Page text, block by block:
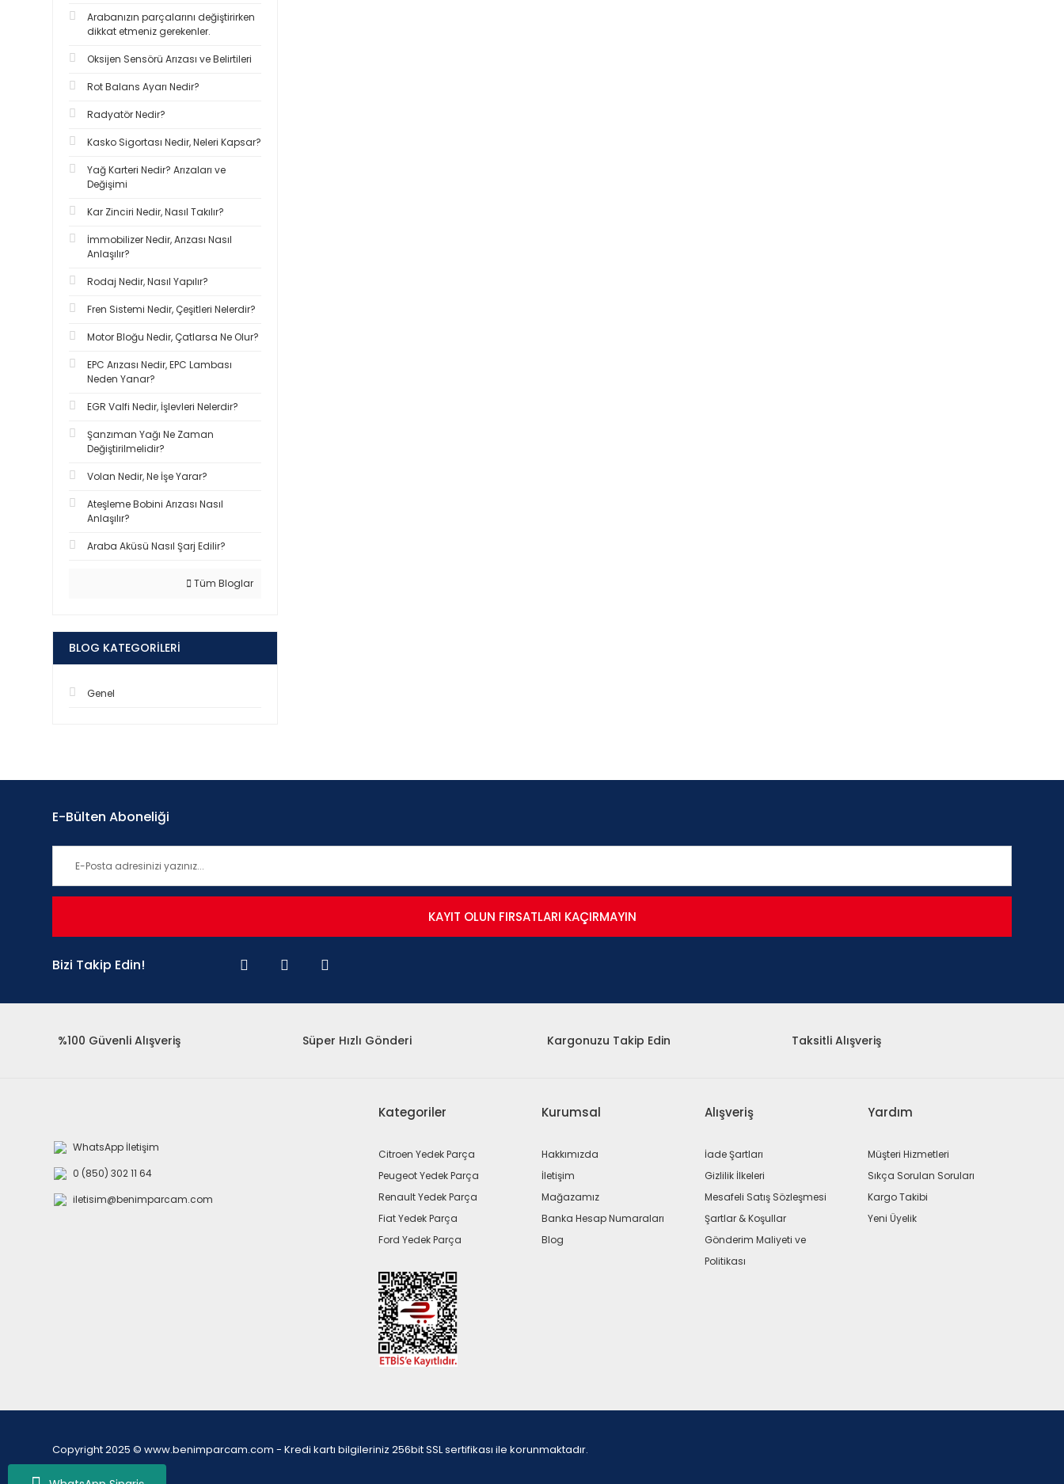
Arabanızın parçalarını değiştirirken
dikkat etmeniz gerekenler.
Oksijen Sensörü Arızası ve Belirtileri
Rot Balans Ayarı Nedir?
Radyatör Nedir?
Kasko Sigortası Nedir, Neleri Kapsar?
Yağ Karteri Nedir? Arızaları ve
Değişimi
Kar Zinciri Nedir, Nasıl Takılır?
İmmobilizer Nedir, Arızası Nasıl
Anlaşılır?
Rodaj Nedir, Nasıl Yapılır?
Fren Sistemi Nedir, Çeşitleri Nelerdir?
Motor Bloğu Nedir, Çatlarsa Ne Olur?
EPC Arızası Nedir, EPC Lambası
Neden Yanar?
EGR Valfi Nedir, İşlevleri Nelerdir?
Şanzıman Yağı Ne Zaman
Değiştirilmelidir?
Volan Nedir, Ne İşe Yarar?
Ateşleme Bobini Arızası Nasıl
Anlaşılır?
Araba Aküsü Nasıl Şarj Edilir?
Tüm Bloglar
BLOG KATEGORILERI
Genel
E-Bülten Aboneliği
KAYIT OLUN FIRSATLARI KAÇIRMAYIN
Bizi Takip Edin!
%100 Güvenli Alışveriş Süper Hızlı Gönderi Kargonuzu Takip Edin Taksitli Alışveriş
WhatsApp İletişim
0 (850) 302 11 64
iletisim@benimparcam.com
Kategoriler
Citroen Yedek Parça
Peugeot Yedek Parça
Renault Yedek Parça
Fiat Yedek Parça
Ford Yedek Parça
Kurumsal
Hakkımızda
İletişim
Mağazamız
Banka Hesap Numaraları
Blog
Alışveriş
İade Şartları
Gizlilik İlkeleri
Mesafeli Satış Sözleşmesi
Şartlar & Koşullar
Gönderim Maliyeti ve
Politikası
Yardım
Müşteri Hizmetleri
Sıkça Sorulan Soruları
Kargo Takibi
Yeni Üyelik
Copyright 2025 © www.benimparcam.com - Kredi kartı bilgileriniz 256bit SSL sertifikası ile korunmaktadır.